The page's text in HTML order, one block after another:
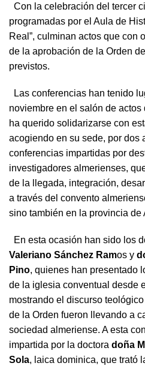
Con la celebración del tercer
programadas por el Aula de
Real”, culminan actos que con
de la aprobación de la Orden
previstos.
Las conferencias han tenido
noviembre en el salón de
ha querido solidarizarse con
acogiendo en su sede, por dos
conferencias impartidas por
investigadores almerienses,
de la llegada, integración,
a través del convento
sino también en la provincia de
En esta ocasión han sido los
Valeriano Sánchez Ramos y
Pino, quienes han presentado
de la iglesia conventual desde
mostrando el discurso
de la Orden fueron llevando a
sociedad almeriense. A esta
impartida por la doctora doña
Sola, laica dominica, que trató